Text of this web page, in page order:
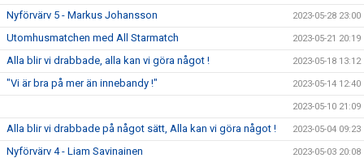
Nyförvärv 5 - Markus Johansson 2023-05-28 23:00
Utomhusmatchen med All Starmatch 2023-05-21 20:19
Alla blir vi drabbade, alla kan vi göra något ! 2023-05-18 13:12
"Vi är bra på mer än innebandy !" 2023-05-14 12:40
2023-05-10 21:09
Alla blir vi drabbade på något sätt, Alla kan vi göra något ! 2023-05-04 09:23
Nyförvärv 4 - Liam Savinainen 2023-05-03 20:08